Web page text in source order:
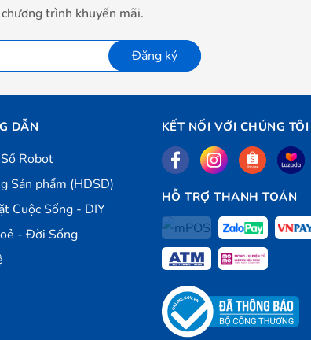
trình khuyến mãi.
Đăng ký
DẪN
Robot
Sản phẩm (HDSD)
Cuộc Sống - DIY
- Đời Sống
KẾT NỐI VỚI CHÚNG TÔI
HỖ TRỢ THANH TOÁN